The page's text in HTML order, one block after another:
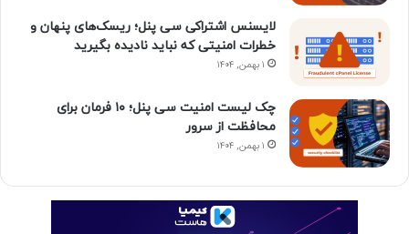
لایسنس اشتراکی سی پنل؛ ریسک‌های پنهان و
خطرات امنیتی که نباید نادیده بگیرید
۱ بهمن, ۱۴۰۴
چک لیست امنیت سی پنل؛ ۱۰ فرمان برای
محافظت از سرور
۱ بهمن, ۱۴۰۴